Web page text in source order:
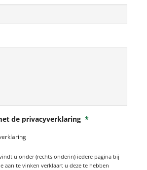
de privacyverklaring *
u onder (rechts onderin) iedere pagina bij
aan te vinken verklaart u deze te hebben